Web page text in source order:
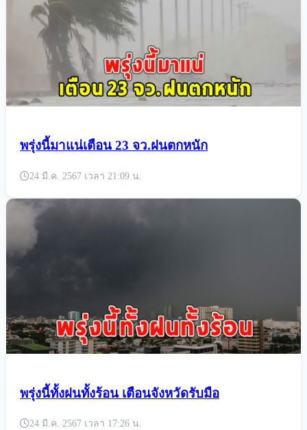
พรุ่งนี้มาแน่เตือน 23 จว.ฝนตกหนัก
24 มี.ค. 2567 เวลา 21:09 น.
พรุ่งนี้ทั้งฝนทั้งร้อน เตือนจังหวัดรับมือ
24 มี.ค. 2567 เวลา 17:26 น.